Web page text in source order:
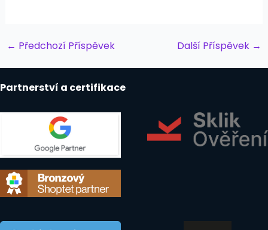
Post
← Předchozí Příspěvek Další Příspěvek →
Partnerství a certifikace